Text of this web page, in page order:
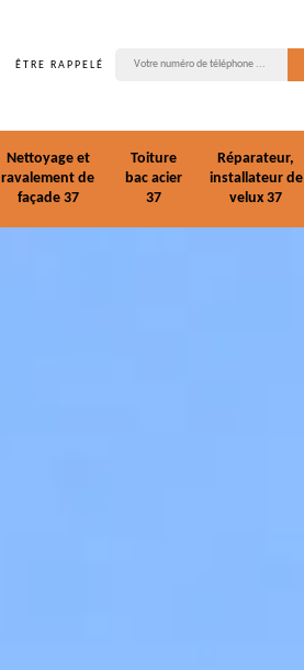
ÊTRE RAPPELÉ
Nettoyage et
ravalement de
façade 37
Toiture
bac acier
37
Réparateur,
installateur de
velux 37